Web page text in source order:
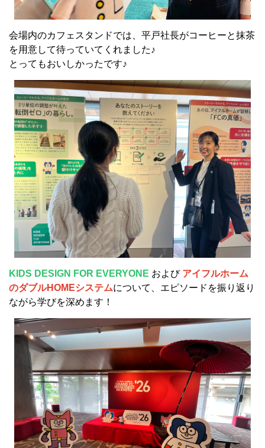
会場内のカフェスタンドでは、平戸社長がコーヒーと抹茶
を用意して待っていてくれました♪
とってもおいしかったです♪
KIDS DESIGN FOR EVERYONE および アイフルホーム
のダブルHOMEシステムについて、エピソードを振り返り
ながら学びを深めます！